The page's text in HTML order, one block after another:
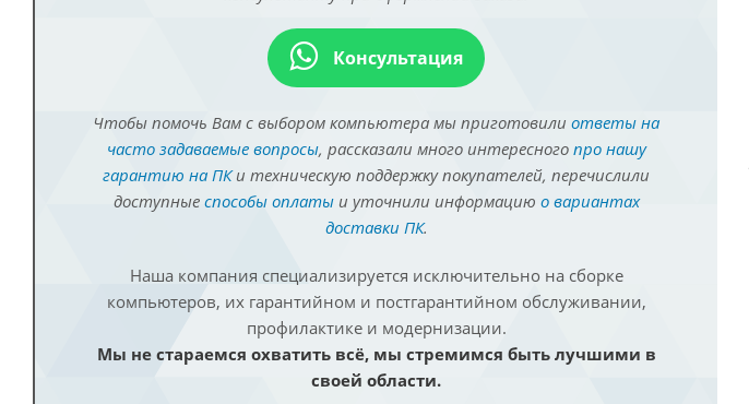
Консультация
Чтобы помочь Вам с выбором компьютера мы приготовили ответы на
часто задаваемые вопросы, рассказали много интересного про нашу
гарантию на ПКи техническую поддержку покупателей, перечислили
доступные способы оплатыи уточнили информацию о вариантах
доставки ПК.
Наша компания специализируется исключительно на сборке
компьютеров, их гарантийном и постгарантийном обслуживании,
профилактике и модернизации.
Мы не стараемся охватить всё, мы стремимся быть лучшими в
своей области.